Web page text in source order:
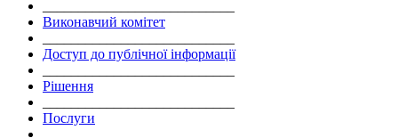
Виконавчий комітет
Доступ до публічної інформації
Рішення
Послуги